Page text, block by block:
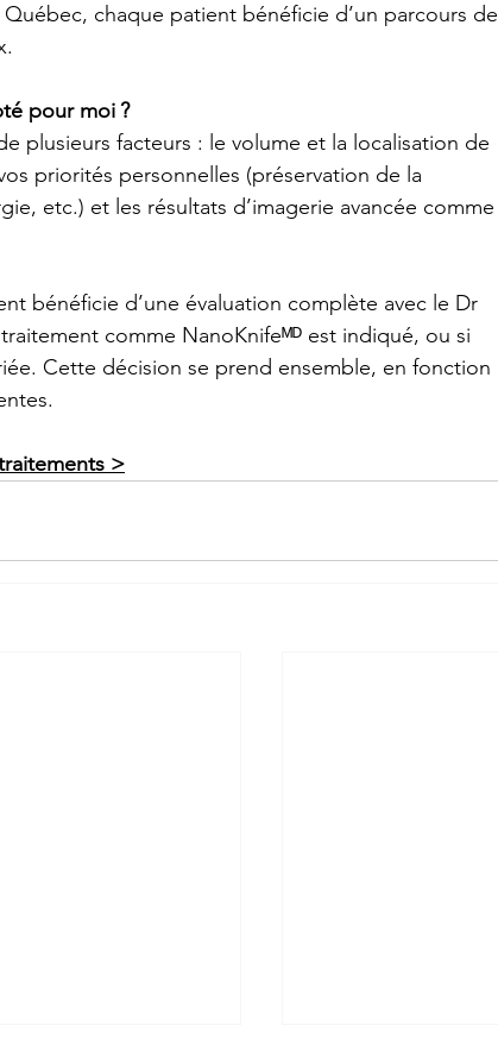
chaque patient bénéficie d’un parcours de
pour moi ?
plusieurs facteurs : le volume et la localisation de
priorités personnelles (préservation de la
etc.) et les résultats d’imagerie avancée comme
bénéficie d’une évaluation complète avec le Dr
comme NanoKnifeᴹᴰ est indiqué, ou si
Cette décision se prend ensemble, en fonction
>